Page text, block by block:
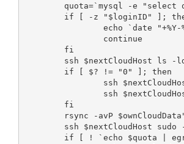
quota=`mysql -e "select
if [ -z "$loginID" ];
echo `date
                continue
        fi
ssh $nextCloudHost ls -
        if [ $? != "0" ]; then
ssh
ssh
        fi
rsync -avP
ssh $nextCloudHost sudo
if [ ! `echo $quota |